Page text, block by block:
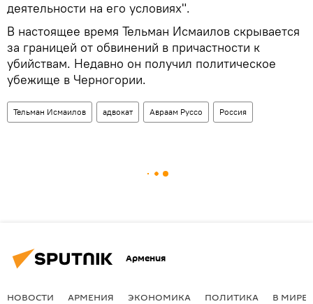
деятельности на его условиях".
В настоящее время Тельман Исмаилов скрывается
за границей от обвинений в причастности к
убийствам. Недавно он получил политическое
убежище в Черногории.
Тельман Исмаилов адвокат Авраам Руссо Россия
Армения
НОВОСТИ АРМЕНИЯ ЭКОНОМИКА ПОЛИТИКА В МИРЕ